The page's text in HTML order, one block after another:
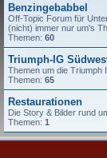
Benzingebabbel
Off-Topic Forum für
(nicht) immer nur um's
Themen: 60
Triumph-IG
Themen um die Triumph
Themen: 65
Restaurationen
Die Story & Bilder rund
Themen: 1